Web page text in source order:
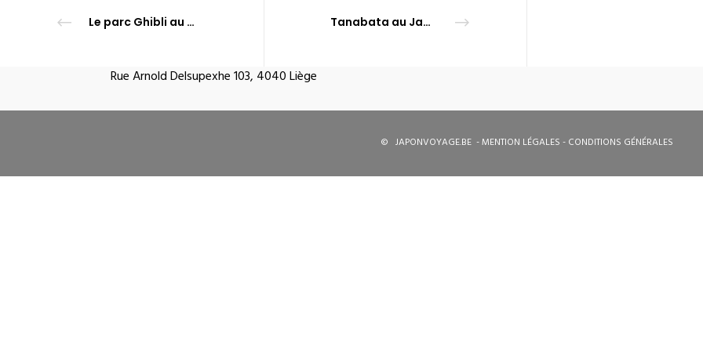
Le parc Ghibli au Japon : une immersion magique dans l’univers de Miyazaki Tanabata au Japon : le festival des étoiles et des vœux
Rue Arnold Delsupexhe 103, 4040 Liège
© JAPONVOYAGE.BE -MENTION LÉGALES-CONDITIONS GÉNÉRALES